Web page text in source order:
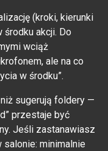
(kroki, kierunki
środku akcji. Do
wciąż
ale na co
w środku”.
sugerują foldery —
przestaje być
Jeśli zastanawiasz
salonie: minimalnie